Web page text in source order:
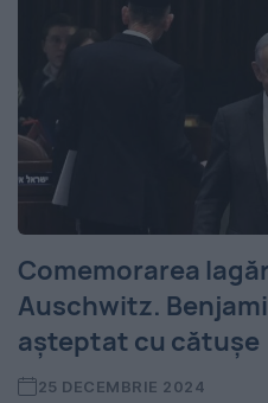
Comemorarea
Auschwitz.
așteptat cu cătușe
25 DECEMBRIE 2024